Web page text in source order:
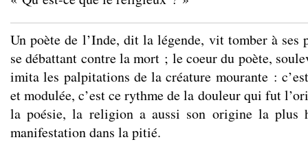
Un poète de l’Inde, dit la légende, vit tomber à ses
se débattant contre la mort ; le coeur du poète,
imita les palpitations de la créature mourante :
et modulée, c’est ce rythme de la douleur qui fut
la poésie, la religion a aussi son origine la plus
manifestation dans la pitié.